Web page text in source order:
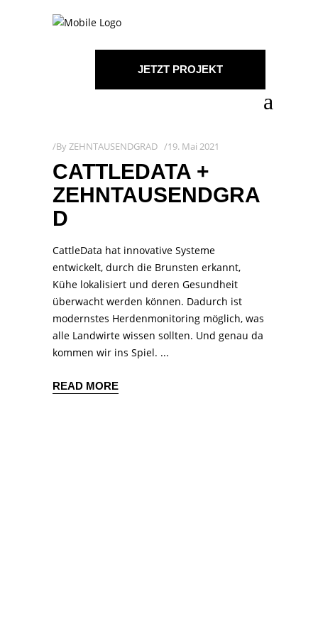
JETZT PROJEKT
ByZEHNTAUSENDGRAD 19. Mai 2021
CATTLEDATA +
ZEHNTAUSENDGRA
D
CattleData hat innovative Systeme
entwickelt, durch die Brunsten erkannt,
Kühe lokalisiert und deren Gesundheit
überwacht werden können. Dadurch ist
modernstes Herdenmonitoring möglich, was
alle Landwirte wissen sollten. Und genau da
kommen wir ins Spiel.
READ MORE